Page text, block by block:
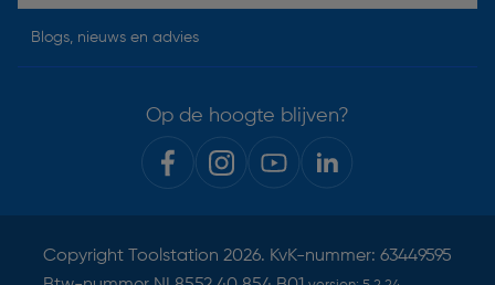
Blogs, nieuws en advies
Op de hoogte blijven?
Copyright Toolstation 2026. KvK-nummer: 63449595